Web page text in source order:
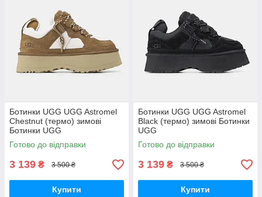
Ботинки UGG UGG Astromel
Chestnut (термо) зимові
Ботинки UGG
Готово до відправки
3 139 ₴ 3 500 ₴
Купити
Ботинки UGG UGG Astromel
Black (термо) зимові Ботинки
UGG
Готово до відправки
3 139 ₴ 3 500 ₴
Купити